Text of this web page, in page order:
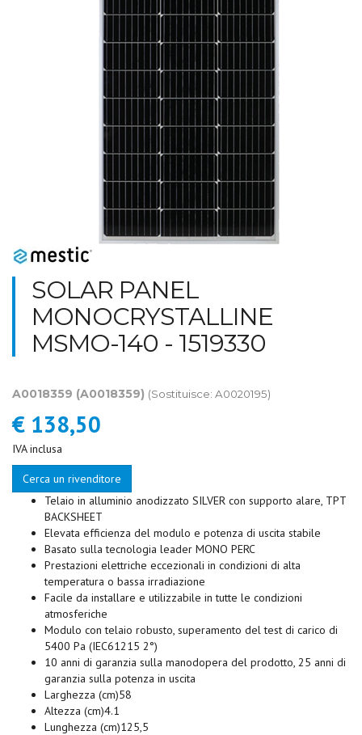
SOLAR PANEL
MONOCRYSTALLINE
MSMO-140 - 1519330
A0018359 (A0018359) (Sostituisce: A0020195)
€ 138,50
IVA inclusa
Cerca un rivenditore
Telaio in alluminio anodizzato SILVER con supporto alare, TPT
BACKSHEET
Elevata efficienza del modulo e potenza di uscita stabile
Basato sulla tecnologia leader MONO PERC
Prestazioni elettriche eccezionali in condizioni di alta
temperatura o bassa irradiazione
Facile da installare e utilizzabile in tutte le condizioni
atmosferiche
Modulo con telaio robusto, superamento del test di carico di
5400 Pa (IEC61215 2°)
10 anni di garanzia sulla manodopera del prodotto, 25 anni di
garanzia sulla potenza in uscita
Larghezza (cm)58
Altezza (cm)4.1
Lunghezza (cm)125,5